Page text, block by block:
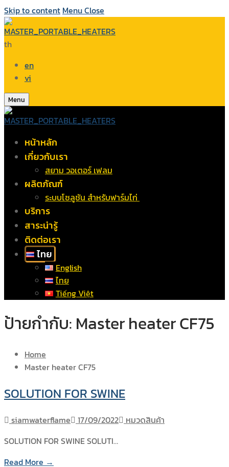
Skip to content MenuClose
th
en
vi
Menu
หน้าหลัก
เกี่ยวกับเรา
สยาม วอเตอร์ เฟลม
ผลิตภัณฑ์
ระบบโซลูชัน สำหรับฟาร์มไก่
บริการ
สาระน่ารู้
ติดต่อเรา
ไทย
English
ไทย
Tiếng Việt
ป้ายกำกับ: Master heater CF75
Home
Master heater CF75
SOLUTION FOR SWINE
siamwaterflame 17/09/2022
หมวดสินค้า
SOLUTION FOR SWINE SOLUTI…
Read More →